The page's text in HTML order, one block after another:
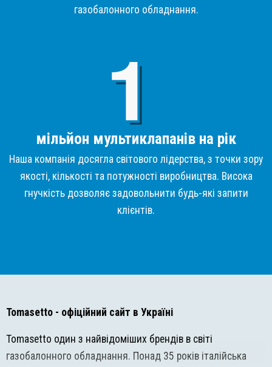
газобалонного обладнання.
мільйон мультиклапанів на рік
Наша компанія досягла світового лідерства, з точки зору
якості, кількості та потужності виробництва. Висока
гнучкість дозволяє задовольнити будь-які запити
клієнтів.
Tomasetto - офіційний сайт в Україні
Tomasetto один з найвідоміших брендів в світі
газобалонного обладнання. Понад 35 років італійська